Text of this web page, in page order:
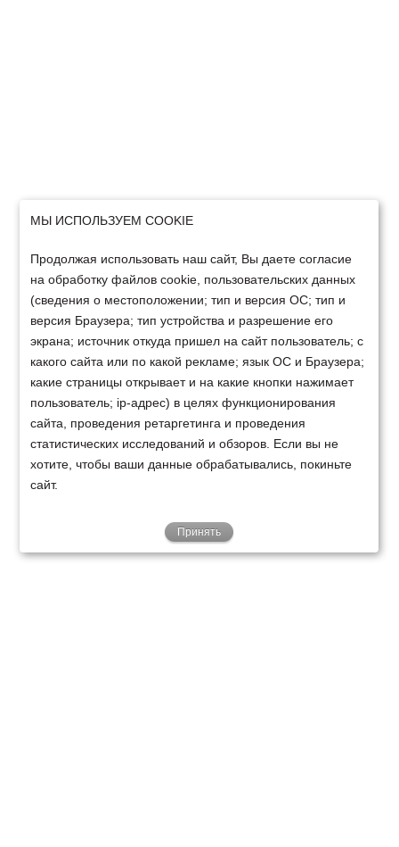
МЫ ИСПОЛЬЗУЕМ COOKIE
Продолжая использовать наш сайт, Вы даете согласие
на обработку файлов cookie, пользовательских данных
(сведения о местоположении; тип и версия ОС; тип и
версия Браузера; тип устройства и разрешение его
экрана; источник откуда пришел на сайт пользователь; с
какого сайта или по какой рекламе; язык ОС и Браузера;
какие страницы открывает и на какие кнопки нажимает
пользователь; ip-адрес) в целях функционирования
сайта, проведения ретаргетинга и проведения
статистических исследований и обзоров. Если вы не
хотите, чтобы ваши данные обрабатывались, покиньте
сайт.
Принять